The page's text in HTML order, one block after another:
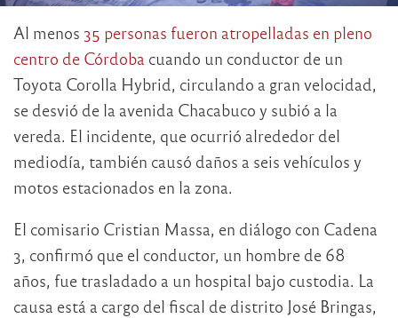
Al menos 35 personas fueron atropelladas en pleno
centro de Córdoba cuando un conductor de un
Toyota Corolla Hybrid, circulando a gran velocidad,
se desvió de la avenida Chacabuco y subió a la
vereda. El incidente, que ocurrió alrededor del
mediodía, también causó daños a seis vehículos y
motos estacionados en la zona.
El comisario Cristian Massa, en diálogo con Cadena
3, confirmó que el conductor, un hombre de 68
años, fue trasladado a un hospital bajo custodia. La
causa está a cargo del fiscal de distrito José Bringas,